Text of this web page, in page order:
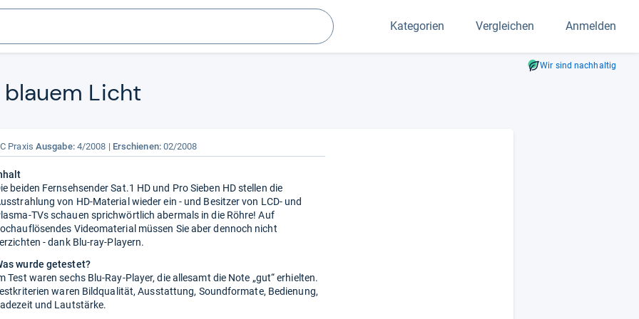
Suchen
Kategorien Vergleichen Anmelden
Wir sind nachhaltig
Licht
Praxis Ausgabe: 4/2008 Erschienen:02/2008
beiden Fernsehsender Sat.1 HD und Pro Sieben HD stellen die
von HD-Material wieder ein - und Besitzer von LCD- und
TVs schauen sprichwörtlich abermals in die Röhre! Auf
Videomaterial müssen Sie aber dennoch nicht
- dank Blu-ray-Playern.
wurde getestet?
Test waren sechs Blu-Ray-Player, die allesamt die Note „gut“ erhielten.
waren Bildqualität, Ausstattung, Soundformate, Bedienung,
und Lautstärke.